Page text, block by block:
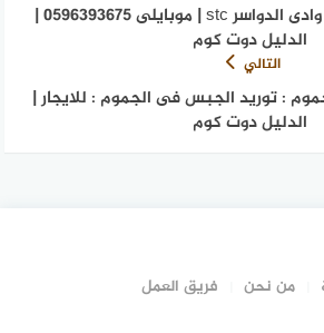
مندوب الياف بصرية وادى الدواسر stc | موبايلى 0596393675 |
الدليل دوت كوم
التالي
: توريد الجبس فى الجموم : للايجار |
الدليل دوت كوم
من نحن فريق العمل